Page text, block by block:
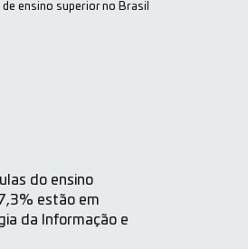
ensino superior no Brasil
do ensino
estão em
da Informação e